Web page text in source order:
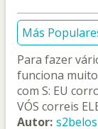
Más
Para fazer
funciona
com S: EU
VÓS correis
Autor: